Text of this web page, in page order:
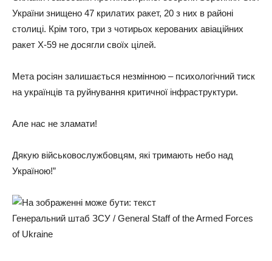
України знищено 47 крилатих ракет, 20 з них в районі
столиці. Крім того, три з чотирьох керованих авіаційних
ракет Х-59 не досягли своїх цілей.
Мета росіян залишається незмінною – психологічний тиск
на українців та руйнування критичної інфраструктури.
Але нас не зламати!
Дякую військовослужбовцям, які тримають небо над
Україною!”
Генеральний штаб ЗСУ / General Staff of the Armed Forces
of Ukraine